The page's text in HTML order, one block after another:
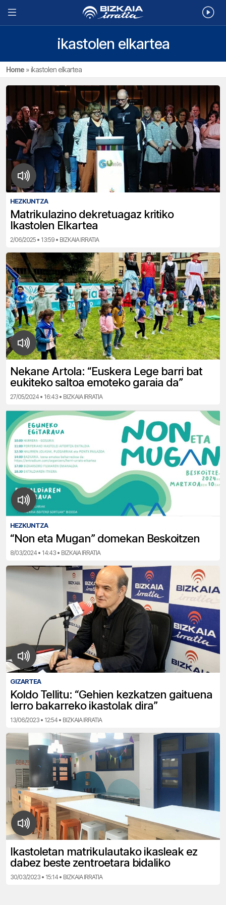
ikastolen elkartea
Home »ikastolen elkartea
HEZKUNTZA
Matrikulazino dekretuagaz kritiko
Ikastolen Elkartea
2/06/2025 • 13:59 • BIZKAIA IRRATIA
Nekane Artola: “Euskera Lege barri bat
eukiteko saltoa emoteko garaia da”
27/05/2024 • 16:43 • BIZKAIA IRRATIA
HEZKUNTZA
“Non eta Mugan” domekan Beskoitzen
8/03/2024 • 14:43 • BIZKAIA IRRATIA
GIZARTEA
Koldo Tellitu: “Gehien kezkatzen gaituena
lerro bakarreko ikastolak dira”
13/06/2023 • 12:54 • BIZKAIA IRRATIA
Ikastoletan matrikulautako ikasleak ez
dabez beste zentroetara bidaliko
30/03/2023 • 15:14 • BIZKAIA IRRATIA